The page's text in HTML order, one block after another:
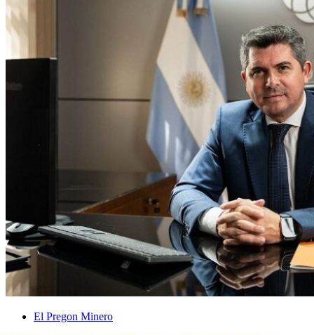
El Pregon Minero